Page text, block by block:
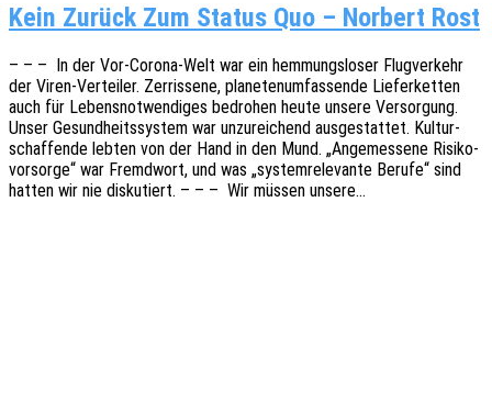
Kein Zurück Zum Status Quo – Norbert Rost
– – – In der Vor-Corona-Welt war ein hemmungs­lo­ser Flug­ver­kehr
der Viren-Vertei­­ler. Zerris­se­ne, plane­ten­um­fas­sen­de Liefer­ket­ten
auch für Lebens­not­wen­di­ges bedro­hen heute unsere Versor­gung.
Unser Gesund­heits­sys­tem war unzu­rei­chend ausge­stat­tet. Kultur­
schaf­fen­de lebten von der Hand in den Mund. „Ange­mes­se­ne Risi­ko­
vor­sor­ge“ war Fremd­wort, und was „system­re­le­van­te Berufe“ sind
hatten wir nie disku­tiert. – – – Wir müssen unsere…